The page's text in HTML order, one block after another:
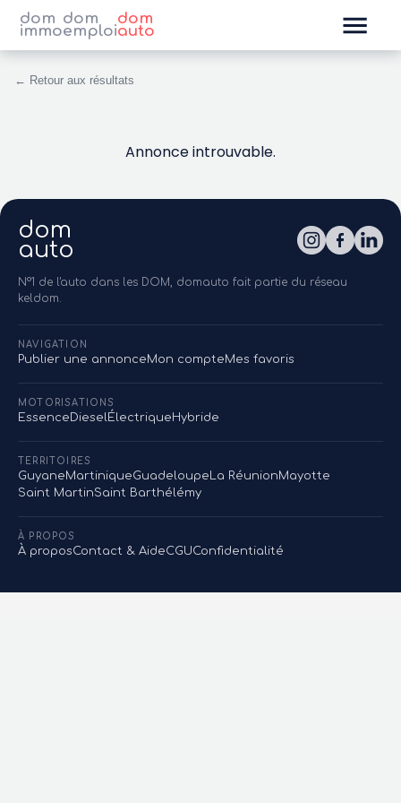
dom
immo
dom
emploi
dom
auto
← Retour aux résultats
Annonce introuvable.
dom
auto
N°1 de l'auto dans les DOM, domauto fait partie du réseau
keldom.
NAVIGATION
Publier une annonceMon compteMes favoris
MOTORISATIONS
Essence DieselÉlectriqueHybride
TERRITOIRES
GuyaneMartiniqueGuadeloupe La RéunionMayotte
Saint MartinSaint Barthélémy
À PROPOS
À proposContact & AideCGUConfidentialité